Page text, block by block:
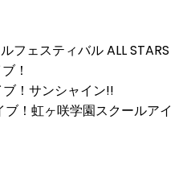
フェスティバル ALL STARS
！
！サンシャイン!!
！虹ヶ咲学園スクールアイ